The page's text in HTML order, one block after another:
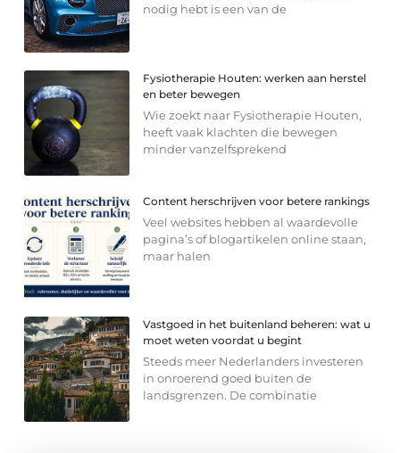
nodig hebt is een van de
Fysiotherapie Houten: werken aan herstel
en beter bewegen
Wie zoekt naar Fysiotherapie Houten,
heeft vaak klachten die bewegen
minder vanzelfsprekend
Content herschrijven voor betere rankings
Veel websites hebben al waardevolle
pagina’s of blogartikelen online staan,
maar halen
Vastgoed in het buitenland beheren: wat u
moet weten voordat u begint
Steeds meer Nederlanders investeren
in onroerend goed buiten de
landsgrenzen. De combinatie